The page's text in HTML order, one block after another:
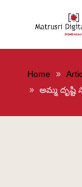
Home
అమ్మ దృష్టి